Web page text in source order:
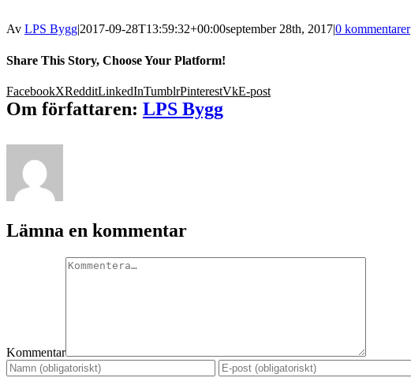
Av LPS Bygg|2017-09-28T13:59:32+00:00september 28th, 2017|0 kommentarer
Share This Story, Choose Your Platform!
FacebookXRedditLinkedInTumblrPinterestVkE-post
Om författaren: LPS Bygg
Lämna en kommentar
Kommentar